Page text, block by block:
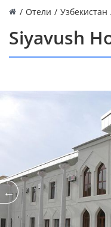
/ Отели / Узбекистан
Siyavush